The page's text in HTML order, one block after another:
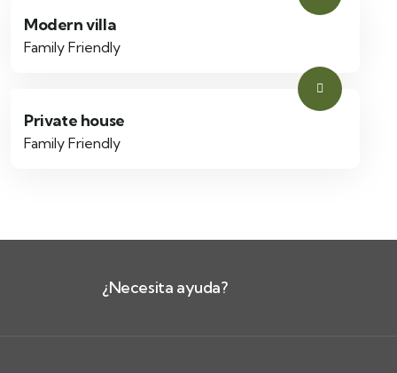
Modern villa
Family Friendly
Private house
Family Friendly
¿Necesita ayuda?